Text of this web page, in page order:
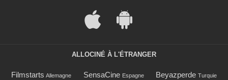
ALLOCINÉ À L'ÉTRANGER
Filmstarts Allemagne SensaCine Espagne Beyazperde Turquie